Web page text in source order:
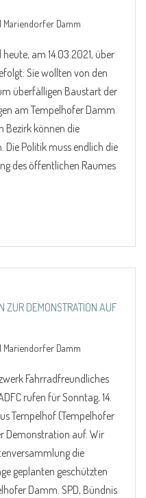
Damm
am 14.03.2021, über
Sie wollten von den
überfälligen Baustart der
am Tempelhofer Damm
Bezirk können die
Politik muss endlich die
des öffentlichen Raumes
ZUR DEMONSTRATION AUF
Damm
Fahrradfreundliches
rufen für Sonntag, 14.
Tempelhof (Tempelhofer
Demonstration auf. Wir
die
geplanten geschützten
Damm. SPD, Bündnis